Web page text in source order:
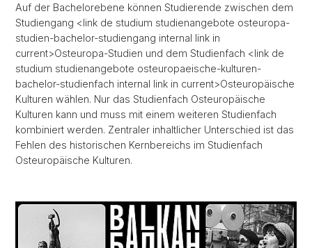
Auf der Bachelorebene können Studierende zwischen dem
Studiengang <link de studium studienangebote osteuropa-
studien-bachelor-studiengang internal link in
current>Osteuropa-Studien und dem Studienfach <link de
studium studienangebote osteuropaeische-kulturen-
bachelor-studienfach internal link in current>Osteuropäische
Kulturen wählen. Nur das Studienfach Osteuropäische
Kulturen kann und muss mit einem weiteren Studienfach
kombiniert werden. Zentraler inhaltlicher Unterschied ist das
Fehlen des historischen Kernbereichs im Studienfach
Osteuropäische Kulturen.